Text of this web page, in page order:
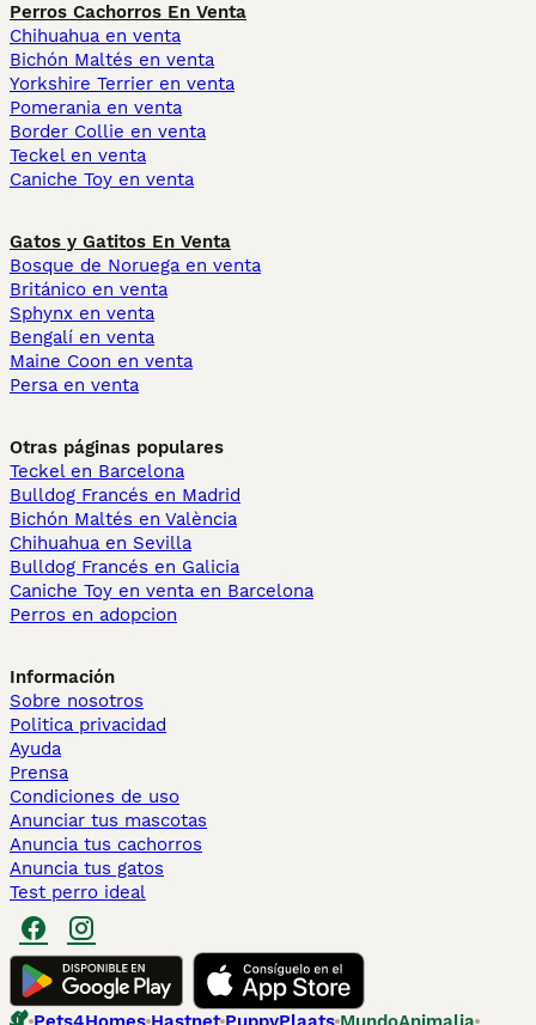
Perros Cachorros En Venta
Chihuahua en venta
Bichón Maltés en venta
Yorkshire Terrier en venta
Pomerania en venta
Border Collie en venta
Teckel en venta
Caniche Toy en venta
Gatos y Gatitos En Venta
Bosque de Noruega en venta
Británico en venta
Sphynx en venta
Bengalí en venta
Maine Coon en venta
Persa en venta
Otras páginas populares
Teckel en Barcelona
Bulldog Francés en Madrid
Bichón Maltés en València
Chihuahua en Sevilla
Bulldog Francés en Galicia
Caniche Toy en venta en Barcelona
Perros en adopcion
Información
Sobre nosotros
Politica privacidad
Ayuda
Prensa
Condiciones de uso
Anunciar tus mascotas
Anuncia tus cachorros
Anuncia tus gatos
Test perro ideal